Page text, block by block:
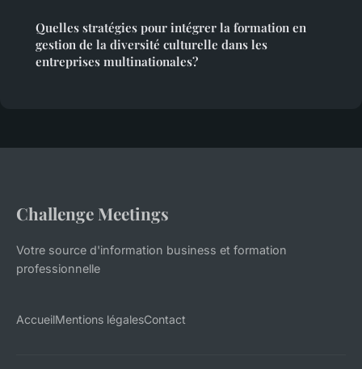
Quelles stratégies pour intégrer la formation en
gestion de la diversité culturelle dans les
entreprises multinationales?
Challenge Meetings
Votre source d'information business et formation
professionnelle
AccueilMentions légalesContact